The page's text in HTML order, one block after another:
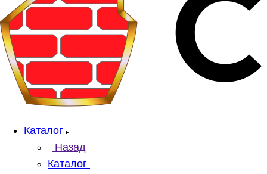
Каталог
Назад
Каталог